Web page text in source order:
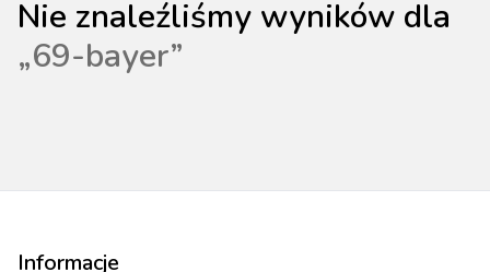
Nie znaleźliśmy wyników dla
„69-bayer”
Informacje